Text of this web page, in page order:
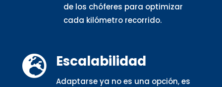
de los chóferes para optimizar
cada kilómetro recorrido.
 Escalabilidad
Adaptarse ya no es una opción, es